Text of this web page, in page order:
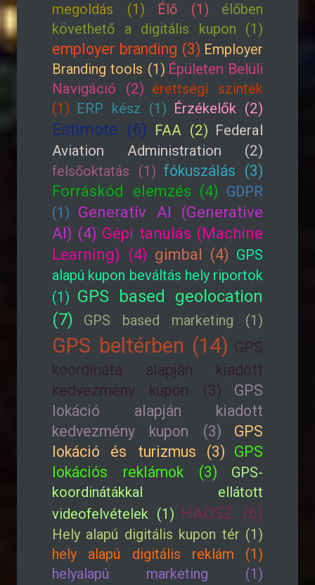
megoldás (1)
Élő (1)
élőben
követhető a digitális kupon (1)
employer branding (3) Employer
Branding tools (1) Épületen Belüli
Navigáció (2) érettségi szintek
(1) ERP kész (1) Érzékelők (2)
Estimote (6) FAA (2) Federal
Aviation Administration (2)
felsőoktatás (1) fókuszálás (3)
Forráskód elemzés (4) GDPR
(1) Generatív AI (Generative
AI) (4) Gépi tanulás (Machine
Learning) (4) gimbal (4) GPS
alapú kupon beváltás hely riportok
(1) GPS based geolocation
(7)
GPS based marketing (1)
GPS beltérben (14) GPS
koordináta alapján kiadott
kedvezmény kupon (3)
GPS
lokáció alapján kiadott
kedvezmény kupon (3)
GPS
lokáció és turizmus (3) GPS
lokációs reklámok (3)
GPS-
koordinátákkal ellátott
videofelvételek (1) HAOSZ (6)
Hely alapú digitális kupon tér (1)
hely alapú digitális reklám (1)
helyalapú marketing (1)